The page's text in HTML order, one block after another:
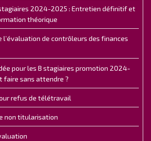
2024-2025 : Entretien définitif et
théorique
l’évaluation de contrôleurs des finances
pour les B stagiaires promotion 2024-
faire sans attendre ?
refus de télétravail
non titularisation